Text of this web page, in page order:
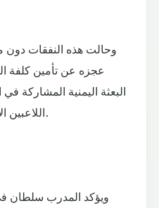
وحالت هذه النفقات دون
عجزه عن تأمين كلفة
البعثة اليمنية المشاركة
اللاعبين الأساسيين أو لناحية المرافقين.
ويؤكد المدرب سلطان